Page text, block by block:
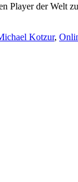
Player der Welt
Kotzur,